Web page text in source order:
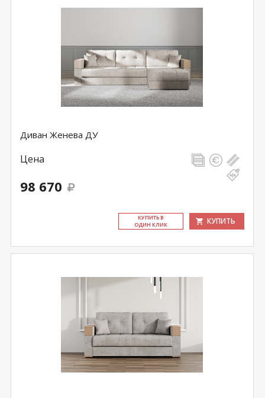
Диван Женева ДУ
Цена
98 670
КУ­ПИТЬ В
ОДИН КЛИК
КУПИТЬ